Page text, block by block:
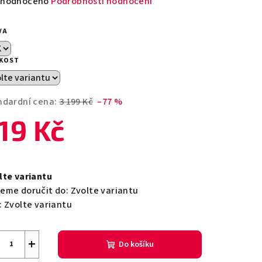
cena: 3 199 Kč –77 %
Kč
variantu
doručit do: Zvolte variantu
Zvolte variantu
+ Do košíku